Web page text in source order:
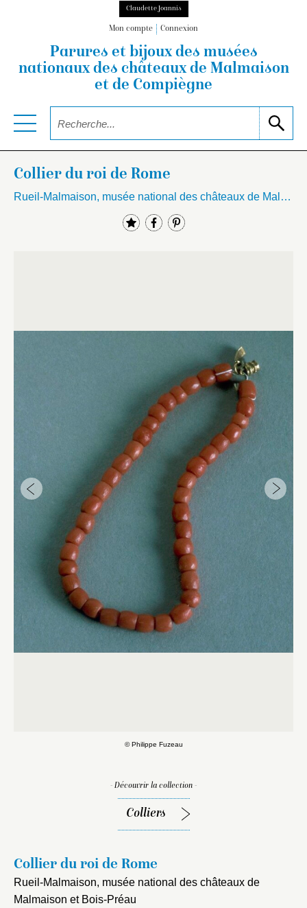
Claudette Joannis
Mon compte Connexion
Parures et bijoux des musées
nationauxdes châteaux de Malmaison
et de Compiègne
Collier du roi de Rome
Rueil-Malmaison, musée national des châteaux de Malmaison et Bois-Préau
© Philippe Fuzeau
- Découvrir la collection -
Colliers
Collier du roi de Rome
Rueil-Malmaison, musée national des châteaux de
Malmaison et Bois-Préau